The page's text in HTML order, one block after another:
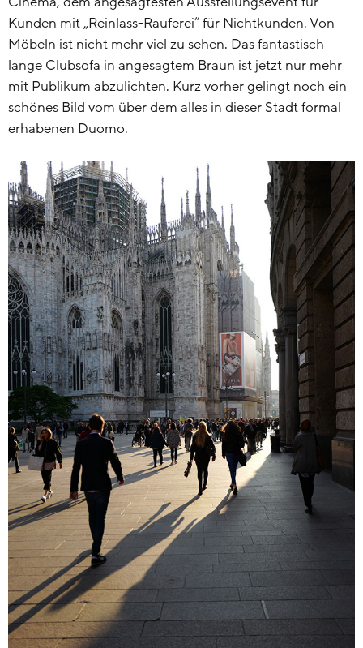
Kunden mit „Reinlass-Rauferei“ für Nichtkunden. Von
Möbeln ist nicht mehr viel zu sehen. Das fantastisch
lange Clubsofa in angesagtem Braun ist jetzt nur mehr
mit Publikum abzulichten. Kurz vorher gelingt noch ein
schönes Bild vom über dem alles in dieser Stadt formal
erhabenen Duomo.